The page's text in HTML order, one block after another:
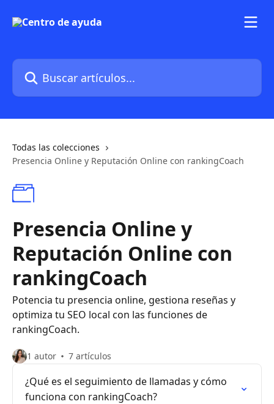
Buscar artículos...
Todas las colecciones
Presencia Online y Reputación Online con rankingCoach
Presencia Online y
Reputación Online con
rankingCoach
Potencia tu presencia online, gestiona reseñas y
optimiza tu SEO local con las funciones de
rankingCoach.
1 autor 7 artículos
¿Qué es el seguimiento de llamadas y cómo
funciona con rankingCoach?